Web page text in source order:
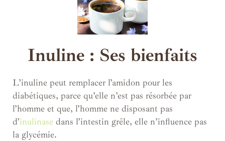
Inuline : Ses bienfaits
L’inuline peut remplacer l’amidon pour les
diabétiques, parce qu’elle n’est pas résorbée par
l’homme et que, l’homme ne disposant pas
d’inulinase dans l’intestin grêle, elle n’influence pas
la glycémie.